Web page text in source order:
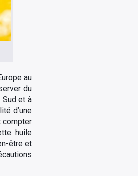
au
du
Sud et à
d’une
compter
huile
être et